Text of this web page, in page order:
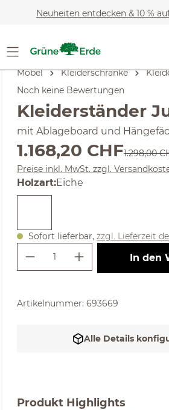
Zum Hauptinhalt springen
Neuheiten entdecken & 10 %
Möbel Kleiderschränke
Noch keine Bewertungen
Kleiderständer
mit Ablageboard und
Verkaufspreis:
1.168,20 CHFRegulärer
1.298,00
Preise inkl. MwSt. zzgl.
Holzartauswählen
:Eiche
Sofort lieferbar, zzgl. Lieferzeit
Produkt Anzahl: Gib
In den
Artikelnummer: 693669
Alle Details
Produkt Highlights